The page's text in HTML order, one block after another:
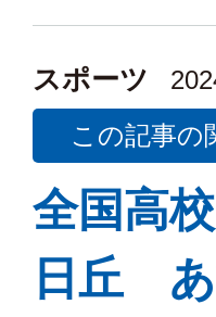
スポーツ
この記事の
全国高
日丘